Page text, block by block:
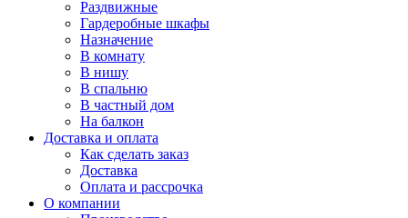
Раздвижные
Гардеробные шкафы
Назначение
В комнату
В нишу
В спальню
В частный дом
На балкон
Доставка и оплата
Как сделать заказ
Доставка
Оплата и рассрочка
О компании